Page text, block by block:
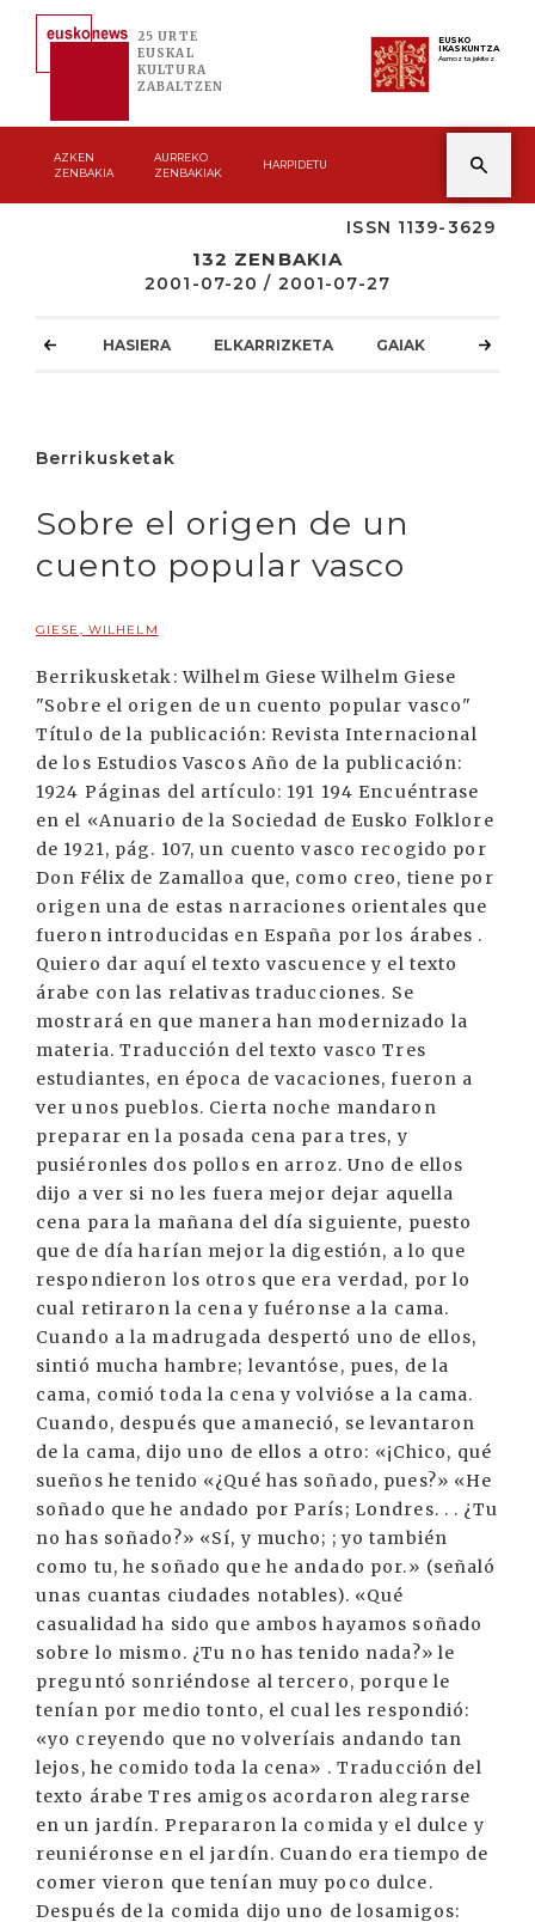
25 URTE
EUSKAL
KULTURA
ZABALTZEN
EUSKO
IKASKUNTZA
Asmoz ta jakitez
AZKEN
ZENBAKIA
AURREKO
ZENBAKIAK
HARPIDETU
ISSN 1139-3629
132 ZENBAKIA
2001-07-20 / 2001-07-27
HASIERA ELKARRIZKETA GAIAK
Berrikusketak
Sobre el origen de un
cuento popular vasco
GIESE, WILHELM
Berrikusketak: Wilhelm Giese Wilhelm Giese
"Sobre el origen de un cuento popular vasco"
Título de la publicación: Revista Internacional
de los Estudios Vascos Año de la publicación:
1924 Páginas del artículo: 191 194 Encuéntrase
en el «Anuario de la Sociedad de Eusko Folklore
de 1921, pág. 107, un cuento vasco recogido por
Don Félix de Zamalloa que, como creo, tiene por
origen una de estas narraciones orientales que
fueron introducidas en España por los árabes .
Quiero dar aquí el texto vascuence y el texto
árabe con las relativas traducciones. Se
mostrará en que manera han modernizado la
materia. Traducción del texto vasco Tres
estudiantes, en época de vacaciones, fueron a
ver unos pueblos. Cierta noche mandaron
preparar en la posada cena para tres, y
pusiéronles dos pollos en arroz. Uno de ellos
dijo a ver si no les fuera mejor dejar aquella
cena para la mañana del día siguiente, puesto
que de día harían mejor la digestión, a lo que
respondieron los otros que era verdad, por lo
cual retiraron la cena y fuéronse a la cama.
Cuando a la madrugada despertó uno de ellos,
sintió mucha hambre; levantóse, pues, de la
cama, comió toda la cena y volvióse a la cama.
Cuando, después que amaneció, se levantaron
de la cama, dijo uno de ellos a otro: «¡Chico, qué
sueños he tenido «¿Qué has soñado, pues?» «He
soñado que he andado por París; Londres. . . ¿Tu
no has soñado?» «Sí, y mucho; ; yo también
como tu, he soñado que he andado por.» (señaló
unas cuantas ciudades notables). «Qué
casualidad ha sido que ambos hayamos soñado
sobre lo mismo. ¿Tu no has tenido nada?» le
preguntó sonriéndose al tercero, porque le
tenían por medio tonto, el cual les respondió:
«yo creyendo que no volveríais andando tan
lejos, he comido toda la cena» . Traducción del
texto árabe Tres amigos acordaron alegrarse
en un jardín. Prepararon la comida y el dulce y
reuniéronse en el jardín. Cuando era tiempo de
comer vieron que tenían muy poco dulce.
Después de la comida dijo uno de losamigos: